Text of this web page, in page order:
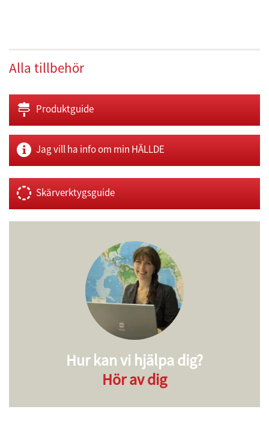
Alla tillbehör
Produktguide
Jag vill ha info om min HÄLLDE
Skärverktygsguide
Hur kan vi hjälpa dig?
Hör av dig